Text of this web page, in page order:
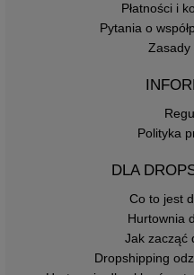
Płatności i
Pytania o
Zasady
Polityka
DLA
Co to jest
Hurtownia
Jak zacząć
Dropshipping